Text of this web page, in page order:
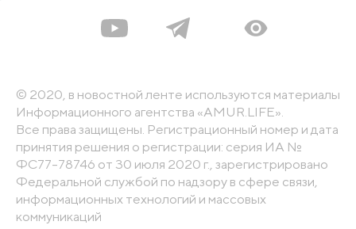
© 2020, в новостной ленте используются материалы
Информационного агентства «AMUR.LIFE».
Все права защищены. Регистрационный номер и дата
принятия решения о регистрации: серия ИА №
ФС77-78746 от 30 июля 2020 г., зарегистрировано
Федеральной службой по надзору в сфере связи,
информационных технологий и массовых
коммуникаций